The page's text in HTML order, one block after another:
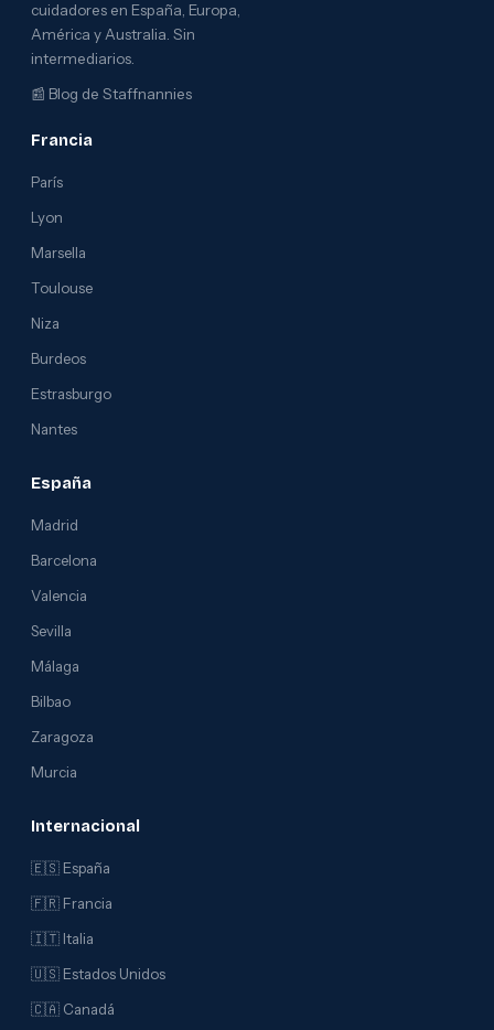
cuidadores en España, Europa,
América y Australia. Sin
intermediarios.
📰 Blog de Staffnannies
Francia
París
Lyon
Marsella
Toulouse
Niza
Burdeos
Estrasburgo
Nantes
España
Madrid
Barcelona
Valencia
Sevilla
Málaga
Bilbao
Zaragoza
Murcia
Internacional
🇪🇸 España
🇫🇷 Francia
🇮🇹 Italia
🇺🇸 Estados Unidos
🇨🇦 Canadá